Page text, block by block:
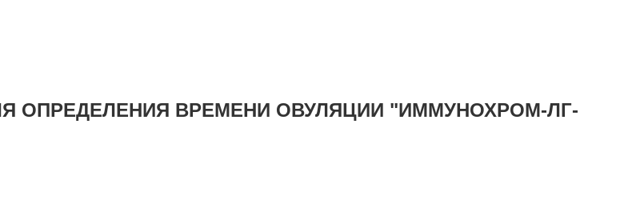
ОПРЕДЕЛЕНИЯ ВРЕМЕНИ ОВУЛЯЦИИ "ИММУНОХРОМ-ЛГ-